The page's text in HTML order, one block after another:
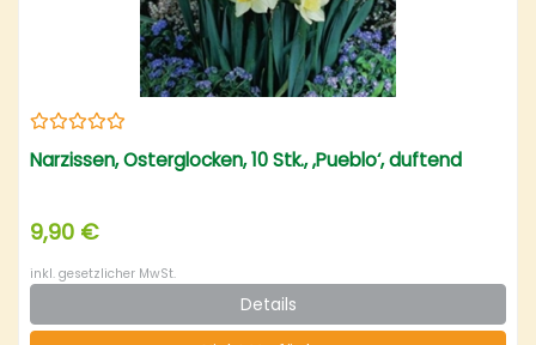
Narzissen, Osterglocken, 10 Stk., ‚Pueblo‘, duftend
9,90 €
inkl. gesetzlicher MwSt.
Details